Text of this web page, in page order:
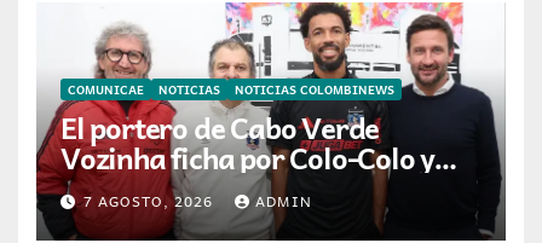
COMUNICAE NOTICIAS NOTICIAS COLOMBINEWS
El portero de Cabo Verde
Vozinha ficha por Colo-Colo y
JETOUR respalda su nueva
etapa
7 AGOSTO, 2026 ADMIN